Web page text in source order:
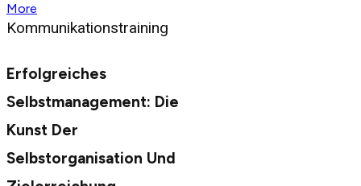
More
Kommunikationstraining
Erfolgreiches
Selbstmanagement: Die
Kunst Der
Selbstorganisation Und